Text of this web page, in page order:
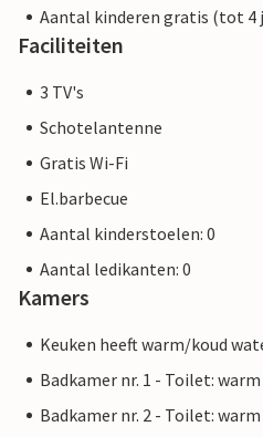
Aantal kinderen gratis (tot 4
Faciliteiten
3 TV's
Schotelantenne
Gratis Wi-Fi
El.barbecue
Aantal kinderstoelen: 0
Aantal ledikanten: 0
Kamers
Keuken heeft warm/koud
Badkamer nr. 1 - Toilet:
Badkamer nr. 2 - Toilet: